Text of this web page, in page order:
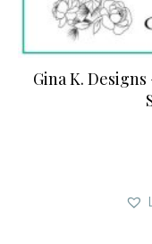
Gina K.